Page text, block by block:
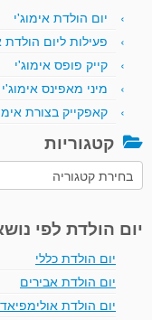
יום הולדת אימוג'י
פעילות ליום הולדת
קייק פופס אימוג'י
מיני מאפינס
קאפקייק בצורת
קטגוריות
קטגוריות
יום הולדת לפי
יום הולדת כללי
יום הולדת אבירים
יום הולדת